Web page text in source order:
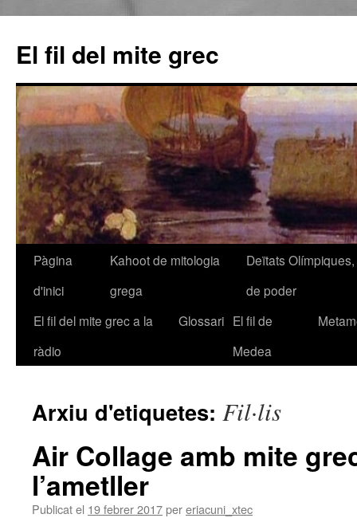
El fil del mite grec
Vés
contingut
Pàgina
d'inici
Kahoot de mitologia
grega
Deïtats
de poder
El fil del mite grec a la
ràdio
Glossari El fil de
Medea
Arxiu d'etiquetes: Fil·lis
Air Collage amb mite
l’ametller
Publicat el 19 febrer 2017pereriacuni_xtec